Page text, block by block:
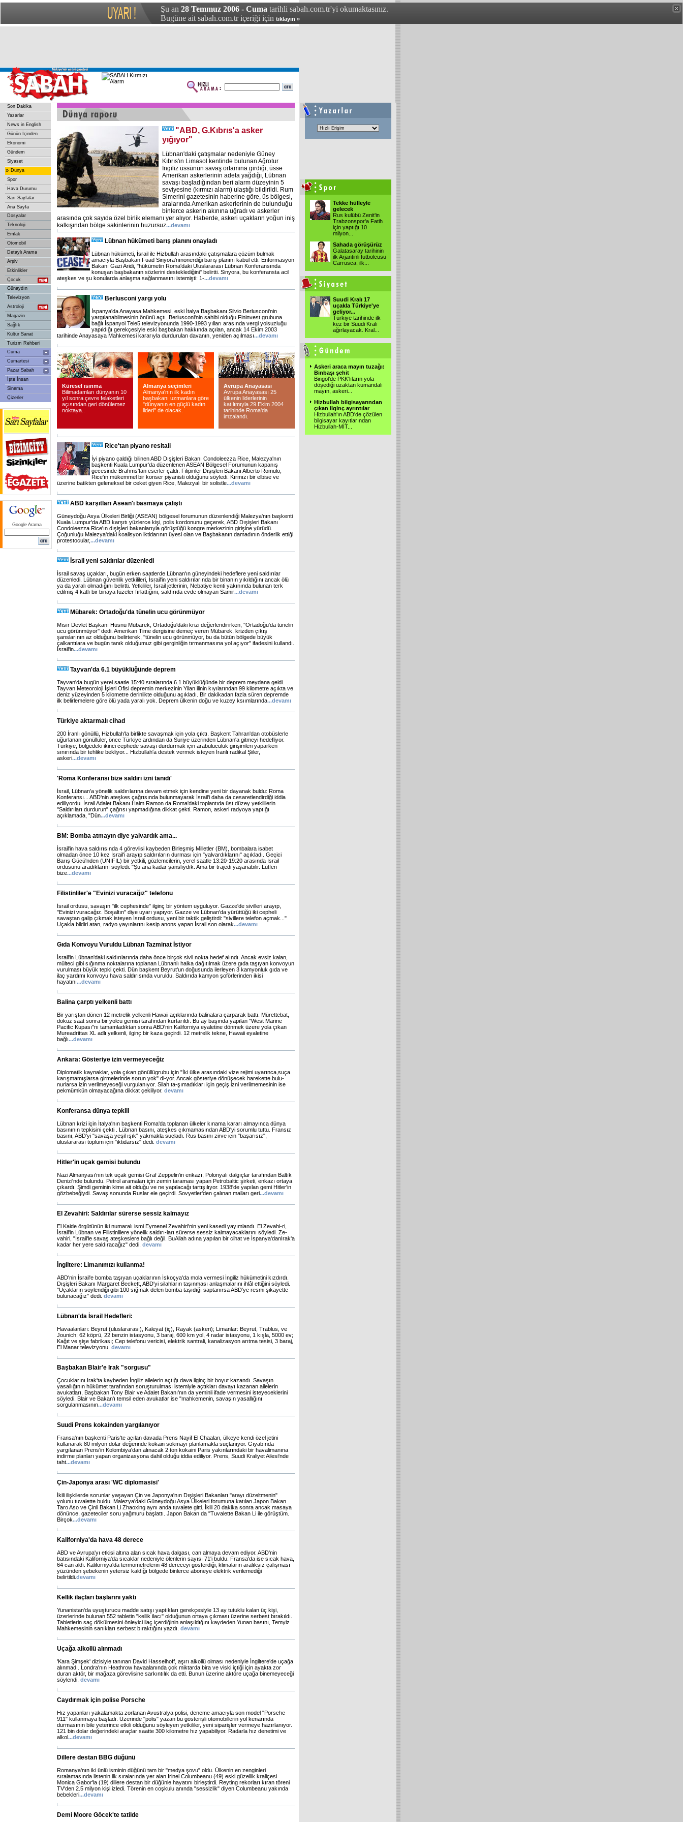
Şu an 28 Temmuz 2006 - Cuma tarihli sabah.com.tr'yi okumaktasınız.
Bugüne ait sabah.com.tr içeriği için tıklayın »
Son Dakika
Yazarlar
News in English
Günün İçinden
Ekonomi
Gündem
Siyaset
» Dünya
Spor
Hava Durumu
Sarı Sayfalar
Ana Sayfa
Dosyalar
Teknoloji
Emlak
Otomobil
Detaylı Arama
Arşiv
Etkinlikler
Çocuk
Günaydın
Televizyon
Astroloji
Magazin
Sağlık
Kültür Sanat
Turizm Rehberi
Cuma
Cumartesi
Pazar Sabah
İşte İnsan
Sinema
Çizerler
Google Arama
"ABD, G.Kıbrıs'a asker
yığıyor"
Lübnan'daki çatışmalar nedeniyle Güney
Kıbrıs'ın Limasol kentinde bulunan Ağrotur
İngiliz üssünün savaş ortamına girdiği, üsse
Amerikan askerlerinin adeta yağdığı, Lübnan
savaşı başladığından beri alarm düzeyinin 5
seviyesine (kırmızı alarm) ulaştığı bildirildi. Rum
Simerini gazetesinin haberine göre, üs bölgesi,
aralarında Amerikan askerlerinin de bulunduğu
binlerce askerin akınına uğradı ve askerler
arasında çok sayıda özel birlik elemanı yer alıyor. Haberde, askeri uçakların yoğun iniş
kalkışından bölge sakinlerinin huzursuz...devamı
Lübnan hükümeti barış planını onayladı
Lübnan hükümeti, İsrail ile Hizbullah arasındaki çatışmalara çözüm bulmak
amacıyla Başbakan Fuad Sinyora'nınönerdiği barış planını kabul etti. Enformasyon
Bakanı Gazi Aridi, ''hükümetin Roma'daki Uluslararası Lübnan Konferansında
konuşan başbakanın sözlerini desteklediğini'' belirtti. Sinyora, bu konferansta acil
ateşkes ve şu konularda anlaşma sağlanmasını istemişti: 1-...devamı
Berlusconi yargı yolu
İspanya'da Anayasa Mahkemesi, eski İtalya Başbakanı Silvio Berlusconi'nin
yargılanabilmesinin önünü açtı. Berlusconi'nin sahibi olduğu Fininvest grubuna
bağlı İspanyol Tele5 televizyonunda 1990-1993 yılları arasında vergi yolsuzluğu
yapıldığı gerekçesiyle eski başbakan hakkında açılan, ancak 14 Ekim 2003
tarihinde Anayasaya Mahkemesi kararıyla durdurulan davanın, yeniden açılması...devamı
Küresel ısınma
Bilimadamları dünyanın 10
yıl sonra çevre felaketleri
açısından geri dönülemez
noktaya..
Almanya seçimleri
Almanya'nın ilk kadın
başbakanı uzmanlara göre
"dünyanın en güçlü kadın
lideri" de olacak.
Avrupa Anayasası
Avrupa Anayasası 25
ülkenin liderlerinin
katılımıyla 29 Ekim 2004
tarihinde Roma'da
imzalandı.
Rice'tan piyano resitali
İyi piyano çaldığı bilinen ABD Dışişleri Bakanı Condoleezza Rice, Malezya'nın
başkenti Kuala Lumpur'da düzenlenen ASEAN Bölgesel Forumunun kapanış
gecesinde Brahms'tan eserler çaldı. Filipinler Dışişleri Bakanı Alberto Romulo,
Rice'ın mükemmel bir konser piyanisti olduğunu söyledi. Kırmızı bir elbise ve
üzerine batikten geleneksel bir ceket giyen Rice, Malezyalı bir solistle...devamı
ABD karşıtları Asean'ı basmaya çalıştı
Güneydoğu Asya Ülkeleri Birliği (ASEAN) bölgesel forumunun düzenlendiği Malezya'nın başkenti
Kuala Lumpur'da ABD karşıtı yüzlerce kişi, polis kordonunu geçerek, ABD Dışişleri Bakanı
Condoleezza Rice'ın dışişleri bakanlarıyla görüştüğü kongre merkezinin girişine yürüdü.
Çoğunluğu Malezya'daki koalisyon iktidarının üyesi olan ve Başbakanın damadının önderlik ettiği
protestocular,...devamı
İsrail yeni saldırılar düzenledi
İsrail savaş uçakları, bugün erken saatlerde Lübnan'ın güneyindeki hedeflere yeni saldırılar
düzenledi. Lübnan güvenlik yetkilileri, İsrail'in yeni saldırılarında bir binanın yıkıldığını ancak ölü
ya da yaralı olmadığını belirtti. Yetkililer, İsrail jetlerinin, Nebatiye kenti yakınında bulunan terk
edilmiş 4 katlı bir binaya füzeler fırlattığını, saldırıda evde olmayan Samir...devamı
Mübarek: Ortadoğu'da tünelin ucu görünmüyor
Mısır Devlet Başkanı Hüsnü Mübarek, Ortadoğu'daki krizi değerlendirirken, ''Ortadoğu'da tünelin
ucu görünmüyor'' dedi. Amerikan Time dergisine demeç veren Mübarek, krizden çıkış
şanslarının az olduğunu belirterek, ''tünelin ucu görünmüyor, bu da bütün bölgede büyük
çalkantılara ve bugün tanık olduğumuz gibi gerginliğin tırmanmasına yol açıyor'' ifadesini kullandı.
İsrail'in...devamı
Tayvan'da 6.1 büyüklüğünde deprem
Tayvan'da bugün yerel saatle 15:40 sıralarında 6.1 büyüklüğünde bir deprem meydana geldi.
Tayvan Meteoroloji İşleri Ofisi depremin merkezinin Yilan ilinin kıyılarından 99 kilometre açıkta ve
deniz yüzeyinden 5 kilometre derinlikte olduğunu açıkladı. Bir dakikadan fazla süren depremde
ilk belirlemelere göre ölü yada yaralı yok. Deprem ülkenin doğu ve kuzey ksıımlarında...devamı
Türkiye aktarmalı cihad
200 İranlı gönüllü, Hizbullah'la birlikte savaşmak için yola çıktı. Başkent Tahran'dan otobüslerle
uğurlanan gönüllüler, önce Türkiye ardından da Suriye üzerinden Lübnan'a gitmeyi hedefliyor.
Türkiye, bölgedeki ikinci cephede savaşı durdurmak için arabuluculuk girişimleri yaparken
sınırında bir tehlike bekliyor... Hizbullah'a destek vermek isteyen İranlı radikal Şiiler,
askeri...devamı
'Roma Konferansı bize saldırı izni tanıdı'
İsrail, Lübnan'a yönelik saldırılarına devam etmek için kendine yeni bir dayanak buldu: Roma
Konferansı... ABD'nin ateşkes çağrısında bulunmayarak İsrail'i daha da cesaretlendirdiği iddia
ediliyordu. İsrail Adalet Bakanı Haim Ramon da Roma'daki toplantıda üst düzey yetkililerin
"Saldırıları durdurun" çağrısı yapmadığına dikkat çekti. Ramon, askeri radyoya yaptığı
açıklamada, "Dün...devamı
BM: Bomba atmayın diye yalvardık ama...
İsrail'in hava saldırısında 4 görevlisi kaybeden Birleşmiş Milletler (BM), bombalara isabet
olmadan önce 10 kez İsrail'i arayıp saldırıların durması için "yalvardıklarını" açıkladı. Geçici
Barış Gücü'nden (UNIFIL) bir yetkili, gözlemcilerin, yerel saatle 13:20-19:20 arasında İsrail
ordusunu aradıklarını söyledi. "Şu ana kadar şanslıydık. Ama bir trajedi yaşanabilir. Lütfen
bize...devamı
Filistinliler'e "Evinizi vuracağız" telefonu
İsrail ordusu, savaşın "ilk cephesinde" ilginç bir yöntem uyguluyor. Gazze'de sivilleri arayıp,
"Evinizi vuracağız. Boşaltın" diye uyarı yapıyor. Gazze ve Lübnan'da yürüttüğü iki cepheli
savaştan galip çıkmak isteyen İsrail ordusu, yeni bir taktik geliştirdi: "sivillere telefon açmak..."
Uçakla bildiri atan, radyo yayınlarını kesip anons yapan İsrail son olarak...devamı
Gıda Konvoyu Vuruldu Lübnan Tazminat İstiyor
İsrail'in Lübnan'daki saldırılarında daha önce birçok sivil nokta hedef alındı. Ancak evsiz kalan,
mülteci gibi sığınma noktalarına toplanan Lübnanlı halka dağıtılmak üzere gıda taşıyan konvoyun
vurulması büyük tepki çekti. Dün başkent Beyrut'un doğusunda ilerleyen 3 kamyonluk gıda ve
ilaç yardımı konvoyu hava saldırısında vuruldu. Saldırıda kamyon şoförlerinden ikisi
hayatını...devamı
Balina çarptı yelkenli battı
Bir yarıştan dönen 12 metrelik yelkenli Hawaii açıklarında balinalara çarparak battı. Mürettebat,
dokuz saat sonra bir yolcu gemisi tarafından kurtarıldı. Bu ay başında yapılan "West Marine
Pacific Kupası"nı tamamladıktan sonra ABD'nin Kaliforniya eyaletine dönmek üzere yola çıkan
Mureadrittas XL adlı yelkenli, ilginç bir kaza geçirdi. 12 metrelik tekne, Hawaii eyaletine
bağlı...devamı
Ankara: Gösteriye izin vermeyeceğiz
Diplomatik kaynaklar, yola çıkan gönüllügrubu için "İki ülke arasındaki vize rejimi uyarınca,suça
karışmamışlarsa girmelerinde sorun yok" di-yor. Ancak gösteriye dönüşecek harekette bulu-
nurlarsa izin verilmeyeceği vurgulanıyor. Silah ta-şımadıkları için geçiş izni verilmemesinin ise
pekmümkün olmayacağına dikkat çekiliyor. devamı
Konferansa dünya tepkili
Lübnan krizi için İtalya'nın başkenti Roma'da toplanan ülkeler kınama kararı almayınca dünya
basınının tepkisini çekti . Lübnan basını, ateşkes çıkmamasından ABD'yi sorumlu tuttu. Fransız
basını, ABD'yi "savaşa yeşil ışık" yakmakla suçladı. Rus basını zirve için "başarısız",
uluslararası toplum için "iktidarsız" dedi. devamı
Hitler'in uçak gemisi bulundu
Nazi Almanyası'nın tek uçak gemisi Graf Zeppelin'in enkazı, Polonyalı dalgıçlar tarafından Baltık
Denizi'nde bulundu. Petrol aramaları için zemin taraması yapan Petrobaltic şirketi, enkazı ortaya
çıkardı. Şimdi geminin kime ait olduğu ve ne yapılacağı tartışılıyor. 1938'de yapılan gemi Hitler'in
gözbebeğiydi. Savaş sonunda Ruslar ele geçirdi. Sovyetler'den çalınan malları geri...devamı
El Zevahiri: Saldırılar sürerse sessiz kalmayız
El Kaide örgütünün iki numaralı ismi Eymenel Zevahiri'nin yeni kasedi yayımlandı. El Zevahi-ri,
İsrail'in Lübnan ve Filistinlilere yönelik saldırı-ları sürerse sessiz kalmayacaklarını söyledi. Ze-
vahiri, "İsrail'le savaş ateşkeslere bağlı değil. BuAllah adına yapılan bir cihat ve İspanya'danIrak'a
kadar her yere saldıracağız" dedi. devamı
İngiltere: Limanımızı kullanma!
ABD'nin İsrail'e bomba taşıyan uçaklarının İskoçya'da mola vermesi İngiliz hükümetini kızdırdı.
Dışişleri Bakanı Margaret Beckett, ABD'yi silahların taşınması anlaşmalarını ihlâl ettiğini söyledi.
"Uçakların söylendiği gibi 100 sığınak delen bomba taşıdığı saptanırsa ABD'ye resmi şikayette
bulunacağız" dedi. devamı
Lübnan'da İsrail Hedefleri:
Havaalanları: Beyrut (uluslararası), Kaleyat (iç), Rayak (askeri); Limanlar: Beyrut, Trablus, ve
Jounich; 62 köprü, 22 benzin istasyonu, 3 baraj, 600 km yol, 4 radar istasyonu, 1 kışla, 5000 ev;
Kağıt ve şişe fabrikası; Cep telefonu vericisi, elektrik santrali, kanalizasyon arıtma tesisi, 3 baraj,
El Manar televizyonu. devamı
Başbakan Blair'e Irak "sorgusu"
Çocuklarını Irak'ta kaybeden İngiliz ailelerin açtığı dava ilginç bir boyut kazandı. Savaşın
yasallığının hükümet tarafından soruşturulması istemiyle açtıkları davayı kazanan ailelerin
avukatları, Başbakan Tony Blair ve Adalet Bakanı'nın da yeminli ifade vermesini isteyeceklerini
söyledi. Blair ve Bakan'ı temsil eden avukatlar ise "mahkemenin, savaşın yasallığını
sorgulanmasının...devamı
Suudi Prens kokainden yargılanıyor
Fransa'nın başkenti Paris'te açılan davada Prens Nayif El Chaalan, ülkeye kendi özel jetini
kullanarak 80 milyon dolar değerinde kokain sokmayı planlamakla suçlanıyor. Gıyabında
yargılanan Prens'in Kolombiya'dan alınacak 2 ton kokaini Paris yakınlarındaki bir havalimanına
indirme planları yapan organizasyona dahil olduğu iddia ediliyor. Prens, Suudi Kraliyet Ailesi'nde
taht...devamı
Çin-Japonya arası 'WC diplomasisi'
İkili ilişkilerde sorunlar yaşayan Çin ve Japonya'nın Dışişleri Bakanları "arayı düzeltmenin"
yolunu tuvalette buldu. Malezya'daki Güneydoğu Asya Ülkeleri forumuna katılan Japon Bakan
Taro Aso ve Çinli Bakan Li Zhaoxing aynı anda tuvalete gitti. İkili 20 dakika sonra ancak masaya
dönünce, gazeteciler soru yağmuru başlattı. Japon Bakan da "Tuvalette Bakan Li ile görüştüm.
Birçok...devamı
Kaliforniya'da hava 48 derece
ABD ve Avrupa'yı etkisi altına alan sıcak hava dalgası, can almaya devam ediyor. ABD'nin
batısındaki Kaliforniya'da sıcaklar nedeniyle ölenlerin sayısı 71'i buldu. Fransa'da ise sıcak hava,
64 can aldı. Kaliforniya'da termometrelerin 48 dereceyi gösterdiği, klimaların aralıksız çalışması
yüzünden şebekenin yetersiz kaldığı bölgede binlerce aboneye elektrik verilemediği
belirtildi. devamı
Kellik ilaçları başlarını yaktı
Yunanistan'da uyuşturucu madde satışı yaptıkları gerekçesiyle 13 ay tutuklu kalan üç kişi,
üzerlerinde bulunan 552 tabletin "kellik ilacı" olduğunun ortaya çıkması üzerine serbest bırakıldı.
Tabletlerin saç dökülmesini önleyici ilaç içerdiğinin anlaşıldığını kaydeden Yunan basını, Temyiz
Mahkemesinin sanıkları serbest bıraktığını yazdı. devamı
Uçağa alkollü alınmadı
'Kara Şimşek' dizisiyle tanınan David Hasselhoff, aşırı alkollü olması nedeniyle İngiltere'de uçağa
alınmadı. Londra'nın Heathrow havaalanında çok miktarda bira ve viski içtiği için ayakta zor
duran aktör, bir mağaza görevlisine sarkıntılık da etti. Bunun üzerine aktöre uçağa binemeyeceği
söylendi. devamı
Caydırmak için polise Porsche
Hız yapanları yakalamakta zorlanan Avustralya polisi, deneme amacıyla son model "Porsche
911" kullanmaya başladı. Üzerinde "polis" yazan bu gösterişli otomobillerin yol kenarında
durmasının bile yeterince etkili olduğunu söyleyen yetkililer, yeni siparişler vermeye hazırlanıyor.
121 bin dolar değerindeki araçlar saatte 300 kilometre hız yapabiliyor. Radarla hız denetimi ve
alkol...devamı
Dillere destan BBG düğünü
Romanya'nın iki ünlü isminin düğünü tam bir "medya şovu" oldu. Ülkenin en zenginleri
sıralamasında listenin ilk sıralarında yer alan Irinel Columbeanu (49) eski güzellik kraliçesi
Monica Gabor'la (19) dillere destan bir düğünle hayatını birleştirdi. Reyting rekorları kıran töreni
TV'den 2.5 milyon kişi izledi. Törenin en coşkulu anında "sessizlik" diyen Columbeanu yakında
bebekleri...devamı
Demi Moore Göcek'te tatilde
Tekke hülleyle
gelecek
Rus kulübü Zenit'in
Trabzonspor'a Fatih
için yaptığı 10
milyon...
Sahada görüşürüz
Galatasaray tarihinin
ilk Arjantinli futbolcusu
Carrusca, ilk...
Suudi Kralı 17
uçakla Türkiye'ye
geliyor...
Türkiye tarihinde ilk
kez bir Suudi Kralı
ağırlayacak. Kral...
Askeri araca mayın tuzağı:
Binbaşı şehit
Bingöl'de PKK'lıların yola
döşediği uzaktan kumandalı
mayın, askeri...
Hizbullah bilgisayarından
çıkan ilginç ayrıntılar
Hizbullah'ın ABD'de çözülen
bilgisayar kayıtlarından
Hizbullah-MİT...